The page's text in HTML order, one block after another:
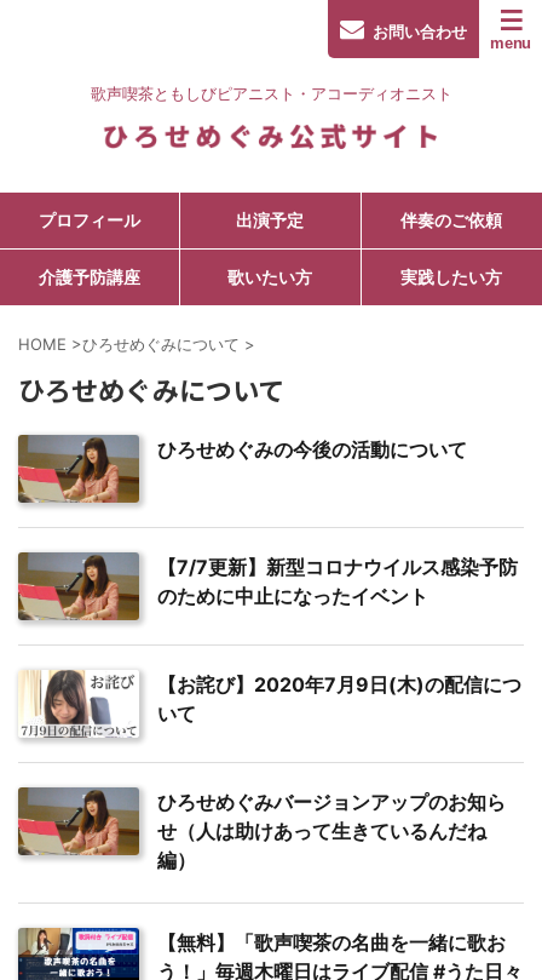
お問い合わせ
歌声喫茶ともしびピアニスト・アコーディオニスト
プロフィール 出演予定 伴奏のご依頼
介護予防講座 歌いたい方 実践したい方
HOME >ひろせめぐみについて >
ひろせめぐみについて
ひろせめぐみの今後の活動について
【7/7更新】新型コロナウイルス感染予防
のために中止になったイベント
【お詫び】2020年7月9日(木)の配信につ
いて
ひろせめぐみバージョンアップのお知ら
せ（人は助けあって生きているんだね
編）
【無料】「歌声喫茶の名曲を一緒に歌お
う！」毎週木曜日はライブ配信 #うた日々